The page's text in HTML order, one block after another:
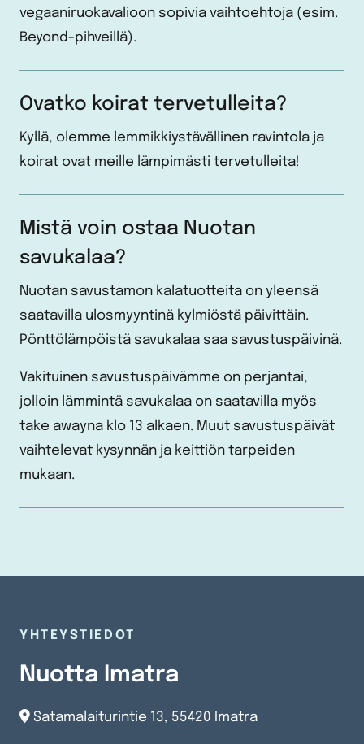
vegaaniruokavalioon sopivia vaihtoehtoja (esim.
Beyond-pihveillä).
Ovatko koirat tervetulleita?
Kyllä, olemme lemmikkiystävällinen ravintola ja
koirat ovat meille lämpimästi tervetulleita!
Mistä voin ostaa Nuotan
savukalaa?
Nuotan savustamon kalatuotteita on yleensä
saatavilla ulosmyyntinä kylmiöstä päivittäin.
Pönttölämpöistä savukalaa saa savustuspäivinä.
Vakituinen savustuspäivämme on perjantai,
jolloin lämmintä savukalaa on saatavilla myös
take awayna klo 13 alkaen. Muut savustuspäivät
vaihtelevat kysynnän ja keittiön tarpeiden
mukaan.
YHTEYSTIEDOT
Nuotta Imatra
 Satamalaiturintie 13, 55420 Imatra